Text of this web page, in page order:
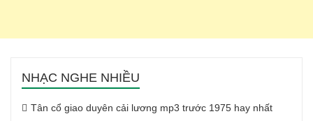
NHẠC NGHE NHIỀU
Tân cổ giao duyên cải lương mp3 trước 1975 hay nhất